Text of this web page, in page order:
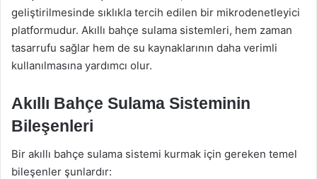
geliştirilmesinde sıklıkla tercih edilen bir mikrodenetleyici
platformudur. Akıllı bahçe sulama sistemleri, hem zaman
tasarrufu sağlar hem de su kaynaklarının daha verimli
kullanılmasına yardımcı olur.
Akıllı Bahçe Sulama Sisteminin
Bileşenleri
Bir akıllı bahçe sulama sistemi kurmak için gereken temel
bileşenler şunlardır: